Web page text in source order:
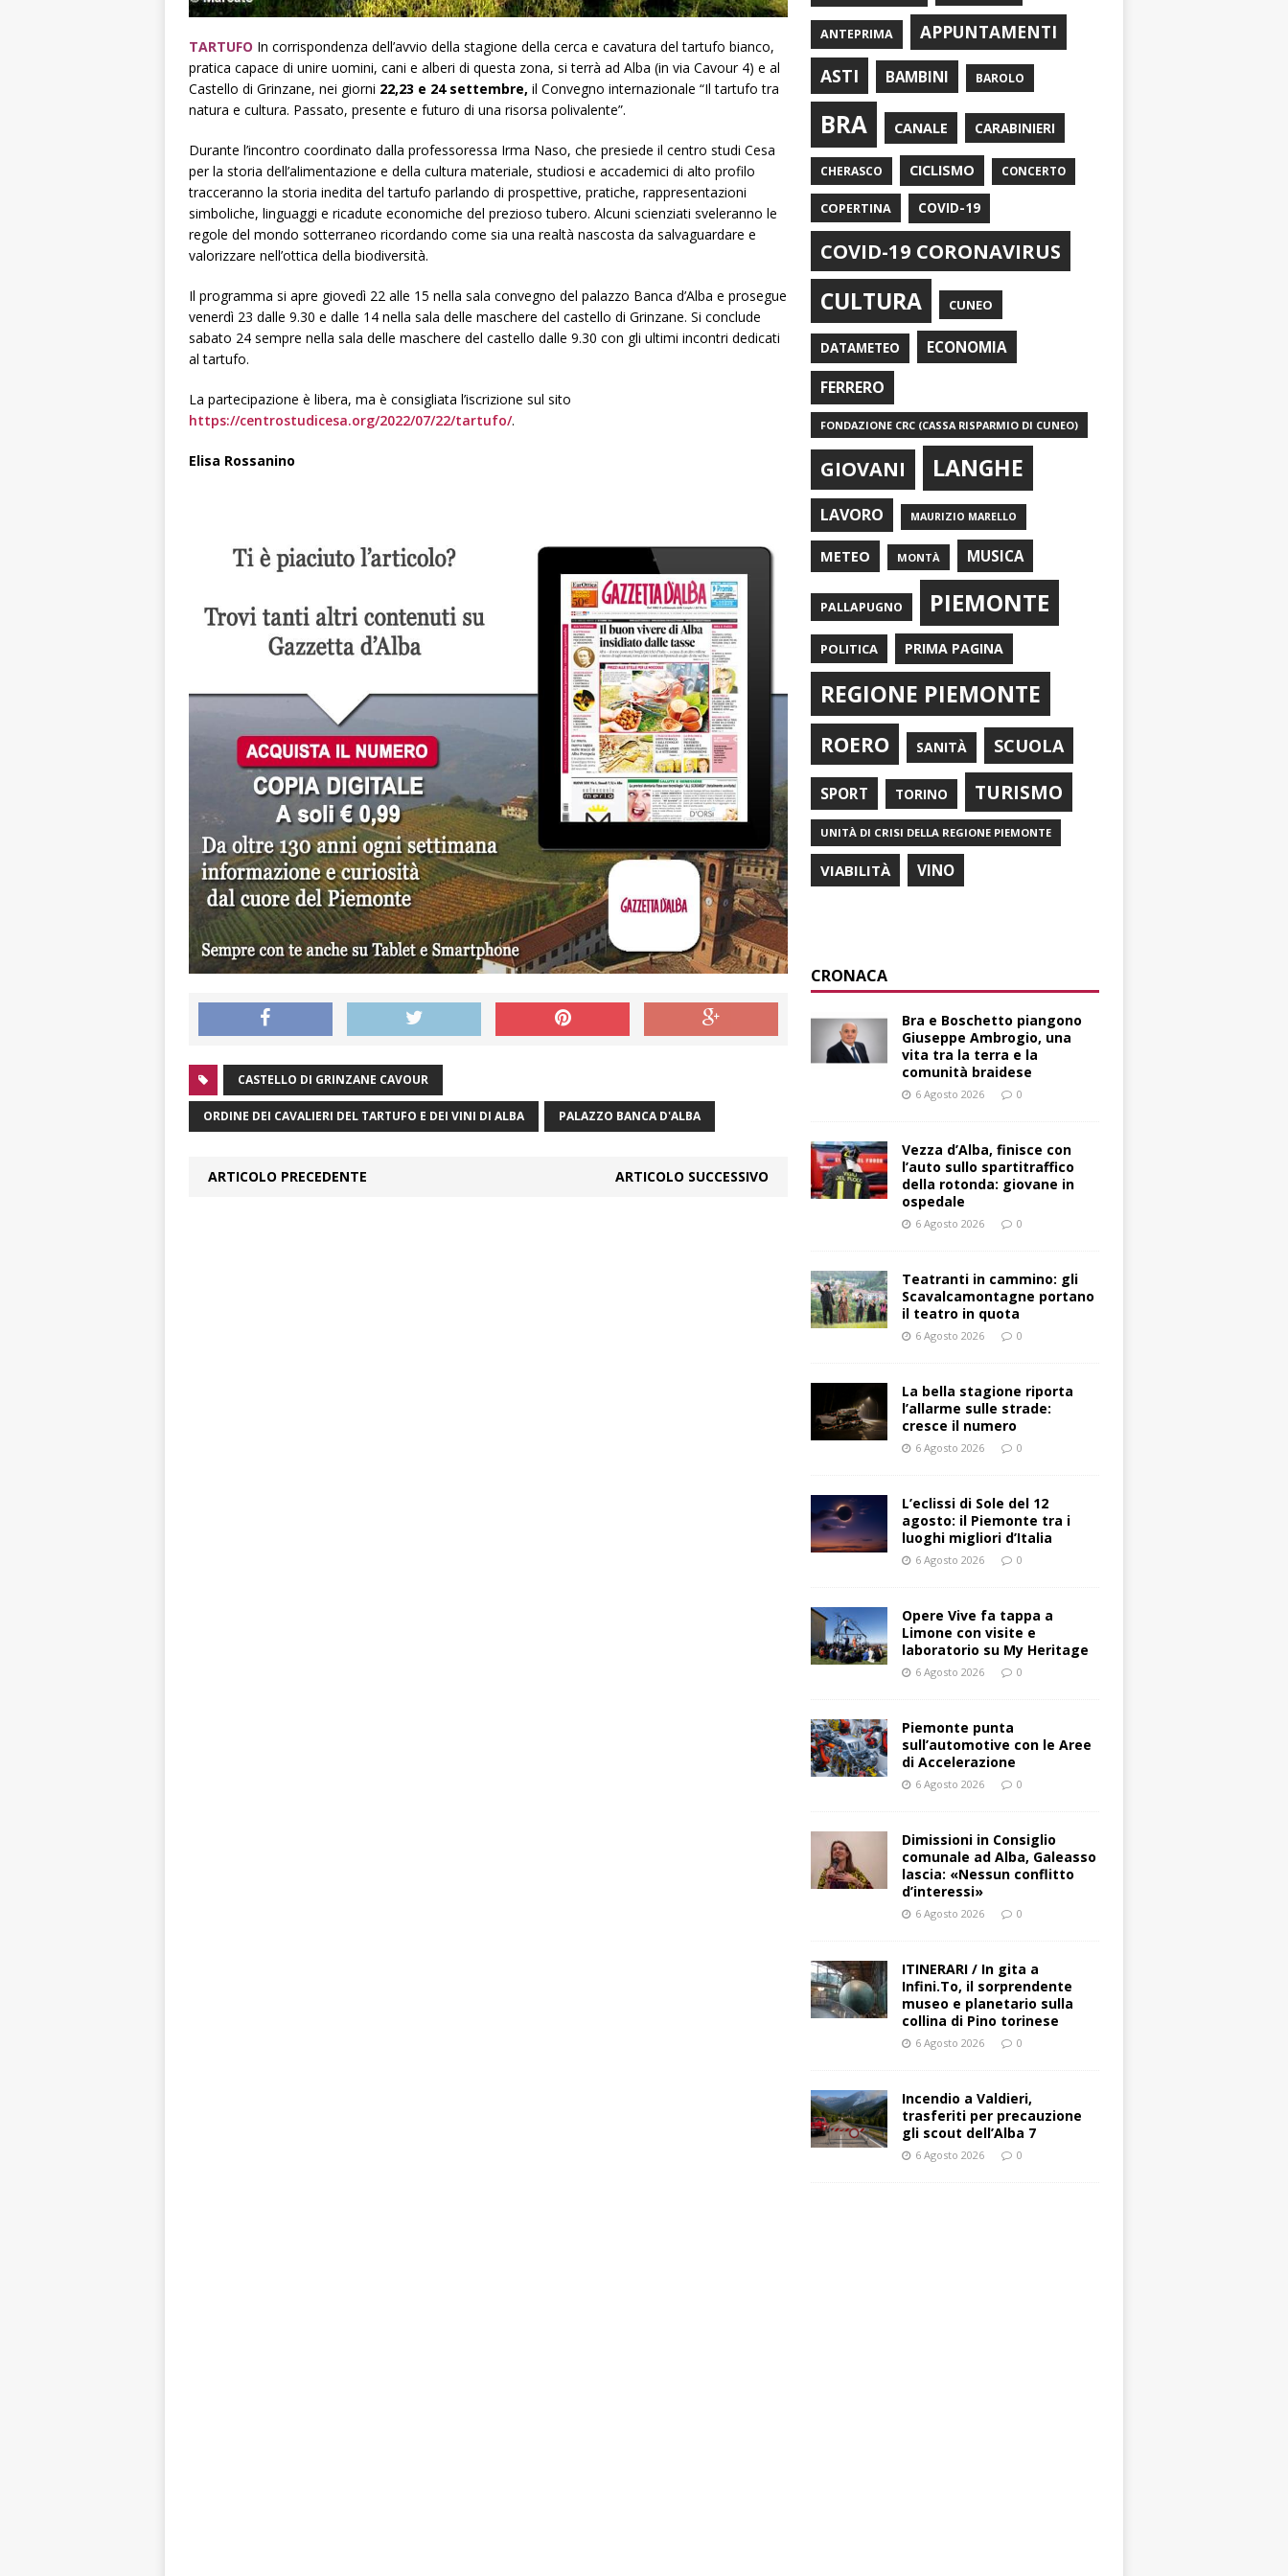
TARTUFO In corrispondenza dell’avvio della stagione della cerca e cavatura del tartufo bianco,
pratica capace di unire uomini, cani e alberi di questa zona, si terrà ad Alba (in via Cavour 4) e al
Castello di Grinzane, nei giorni 22,23 e 24 settembre, il Convegno internazionale “Il tartufo tra
natura e cultura. Passato, presente e futuro di una risorsa polivalente”.
Durante l’incontro coordinato dalla professoressa Irma Naso, che presiede il centro studi Cesa
per la storia dell’alimentazione e della cultura materiale, studiosi e accademici di alto profilo
tracceranno la storia inedita del tartufo parlando di prospettive, pratiche, rappresentazioni
simboliche, linguaggi e ricadute economiche del prezioso tubero. Alcuni scienziati sveleranno le
regole del mondo sotterraneo ricordando come sia una realtà nascosta da salvaguardare e
valorizzare nell’ottica della biodiversità.
Il programma si apre giovedì 22 alle 15 nella sala convegno del palazzo Banca d’Alba e prosegue
venerdì 23 dalle 9.30 e dalle 14 nella sala delle maschere del castello di Grinzane. Si conclude
sabato 24 sempre nella sala delle maschere del castello dalle 9.30 con gli ultimi incontri dedicati
al tartufo.
La partecipazione è libera, ma è consigliata l’iscrizione sul sito
https://centrostudicesa.org/2022/07/22/tartufo/.
Elisa Rossanino
CASTELLO DI GRINZANE CAVOUR
ORDINE DEI CAVALIERI DEL TARTUFO E DEI VINI DI ALBA PALAZZO BANCA D'ALBA
ARTICOLO PRECEDENTE ARTICOLO SUCCESSIVO
ANTEPRIMA
APPUNTAMENTI
ASTI
BAMBINI BAROLO
BRA CANALE CARABINIERI
CHERASCO CICLISMO CONCERTO
COPERTINA COVID-19
COVID-19 CORONAVIRUS
CULTURA CUNEO
DATAMETEO ECONOMIA
FERRERO
FONDAZIONE CRC (CASSA RISPARMIO DI CUNEO)
GIOVANI LANGHE
LAVORO MAURIZIO MARELLO
METEO MONTÀ MUSICA
PALLAPUGNO PIEMONTE
POLITICA PRIMA PAGINA
REGIONE PIEMONTE
ROERO SANITÀ SCUOLA
SPORT TORINO TURISMO
UNITÀ DI CRISI DELLA REGIONE PIEMONTE
VIABILITÀ VINO
CRONACA
Bra e Boschetto piangono
Giuseppe Ambrogio, una
vita tra la terra e la
comunità braidese
6 Agosto 2026 0
Vezza d’Alba, finisce con
l’auto sullo spartitraffico
della rotonda: giovane in
ospedale
6 Agosto 2026 0
Teatranti in cammino: gli
Scavalcamontagne portano
il teatro in quota
6 Agosto 2026 0
La bella stagione riporta
l’allarme sulle strade:
cresce il numero
6 Agosto 2026 0
L’eclissi di Sole del 12
agosto: il Piemonte tra i
luoghi migliori d’Italia
6 Agosto 2026 0
Opere Vive fa tappa a
Limone con visite e
laboratorio su My Heritage
6 Agosto 2026 0
Piemonte punta
sull’automotive con le Aree
di Accelerazione
6 Agosto 2026 0
Dimissioni in Consiglio
comunale ad Alba, Galeasso
lascia: «Nessun conflitto
d’interessi»
6 Agosto 2026 0
ITINERARI / In gita a
Infini.To, il sorprendente
museo e planetario sulla
collina di Pino torinese
6 Agosto 2026 0
Incendio a Valdieri,
trasferiti per precauzione
gli scout dell’Alba 7
6 Agosto 2026 0